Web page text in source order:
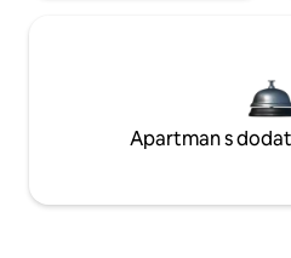
Apartman s